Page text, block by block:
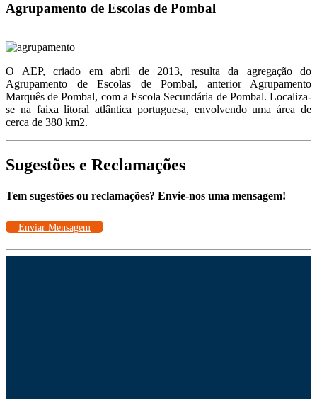
Agrupamento de Escolas de Pombal
O AEP, criado em abril de 2013, resulta da agregação do
Agrupamento de Escolas de Pombal, anterior Agrupamento
Marquês de Pombal, com a Escola Secundária de Pombal. Localiza-
se na faixa litoral atlântica portuguesa, envolvendo uma área de
cerca de 380 km2.
Sugestões e Reclamações
Tem sugestões ou reclamações? Envie-nos uma mensagem!
Enviar Mensagem